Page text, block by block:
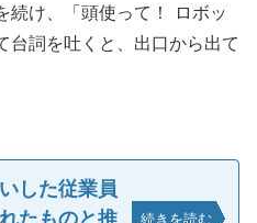
続け、「頭使って！ ロボッ
台詞を吐くと、出口から出て
した従業員
たものと推
続きを読む